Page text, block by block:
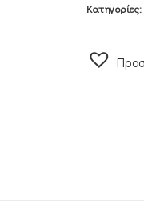
Κατηγορίες: